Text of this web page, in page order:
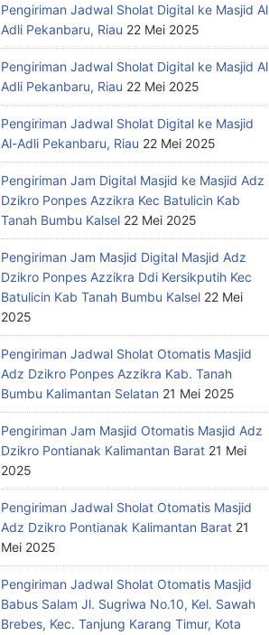
Pengiriman Jadwal Sholat Digital ke Masjid Al
Adli Pekanbaru, Riau 22 Mei 2025
Pengiriman Jadwal Sholat Digital ke Masjid Al
Adli Pekanbaru, Riau 22 Mei 2025
Pengiriman Jadwal Sholat Digital ke Masjid
Al-Adli Pekanbaru, Riau 22 Mei 2025
Pengiriman Jam Digital Masjid ke Masjid Adz
Dzikro Ponpes Azzikra Kec Batulicin Kab
Tanah Bumbu Kalsel 22 Mei 2025
Pengiriman Jam Masjid Digital Masjid Adz
Dzikro Ponpes Azzikra Ddi Kersikputih Kec
Batulicin Kab Tanah Bumbu Kalsel 22 Mei
2025
Pengiriman Jadwal Sholat Otomatis Masjid
Adz Dzikro Ponpes Azzikra Kab. Tanah
Bumbu Kalimantan Selatan 21 Mei 2025
Pengiriman Jam Masjid Otomatis Masjid Adz
Dzikro Pontianak Kalimantan Barat 21 Mei
2025
Pengiriman Jadwal Sholat Otomatis Masjid
Adz Dzikro Pontianak Kalimantan Barat 21
Mei 2025
Pengiriman Jadwal Sholat Otomatis Masjid
Babus Salam Jl. Sugriwa No.10, Kel. Sawah
Brebes, Kec. Tanjung Karang Timur, Kota